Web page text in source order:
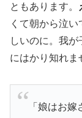
ともあります。
くて朝から泣
しいのに。我
にはかり知れま
「娘はお